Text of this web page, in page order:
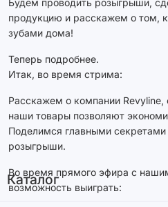
Каталог
Будем проводить розыгрыши,
продукцию и расскажем о том,
зубами дома!
Теперь подробнее.
Итак, во время стрима:
Расскажем о компании Revyline,
наши товары позволяют
Поделимся главными
розыгрыши.
Во время прямого эфира с
возможность выиграть: